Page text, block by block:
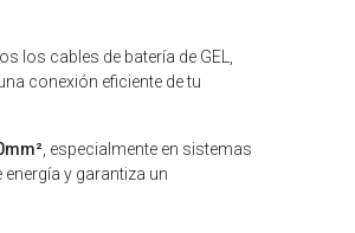
cables de batería de GEL,
conexión eficiente de tu
, especialmente en sistemas
y garantiza un